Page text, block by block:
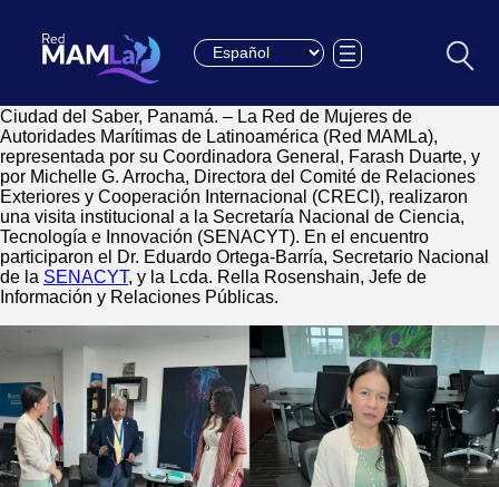
Choose a language
Ciudad del Saber, Panamá. – La Red de Mujeres de
Autoridades Marítimas de Latinoamérica (Red MAMLa),
representada por su Coordinadora General, Farash Duarte, y
por Michelle G. Arrocha, Directora del Comité de Relaciones
Exteriores y Cooperación Internacional (CRECI), realizaron
una visita institucional a la Secretaría Nacional de Ciencia,
Tecnología e Innovación (SENACYT). En el encuentro
participaron el Dr. Eduardo Ortega-Barría, Secretario Nacional
de la SENACYT, y la Lcda. Rella Rosenshain, Jefe de
Información y Relaciones Públicas.